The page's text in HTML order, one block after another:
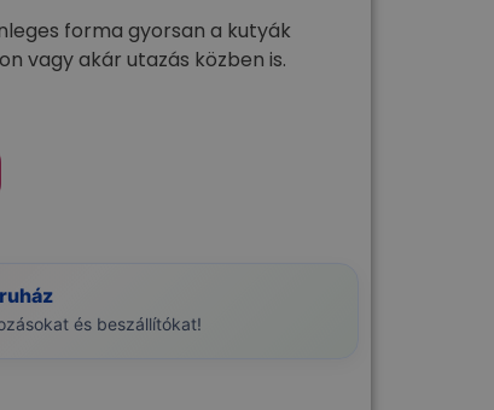
forma gyorsan a kutyák
vagy akár utazás közben is.
és beszállítókat!